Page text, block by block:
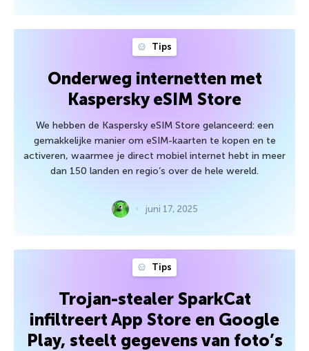
Tips
Onderweg internetten met
Kaspersky eSIM Store
We hebben de Kaspersky eSIM Store gelanceerd: een
gemakkelijke manier om eSIM-kaarten te kopen en te
activeren, waarmee je direct mobiel internet hebt in meer
dan 150 landen en regio’s over de hele wereld.
juni 17, 2025
Tips
Trojan-stealer SparkCat
infiltreert App Store en Google
Play, steelt gegevens van foto’s